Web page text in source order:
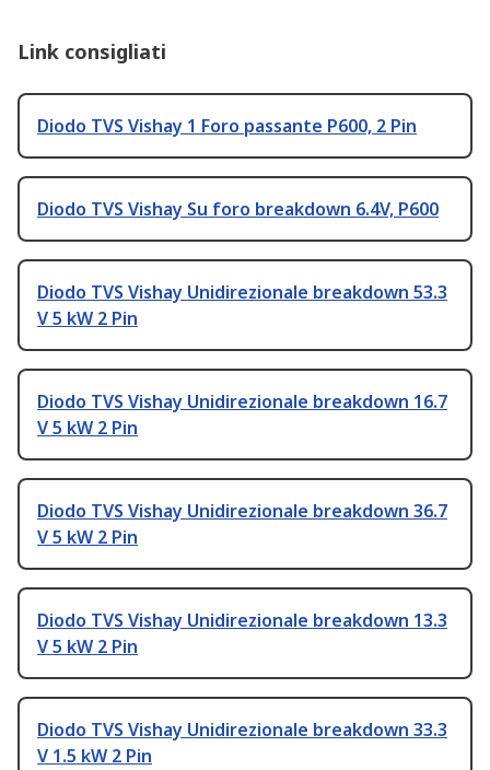
Link consigliati
Diodo TVS Vishay 1 Foro passante P600, 2 Pin
Diodo TVS Vishay Su foro breakdown 6.4V, P600
Diodo TVS Vishay Unidirezionale breakdown 53.3
V 5 kW 2 Pin
Diodo TVS Vishay Unidirezionale breakdown 16.7
V 5 kW 2 Pin
Diodo TVS Vishay Unidirezionale breakdown 36.7
V 5 kW 2 Pin
Diodo TVS Vishay Unidirezionale breakdown 13.3
V 5 kW 2 Pin
Diodo TVS Vishay Unidirezionale breakdown 33.3
V 1.5 kW 2 Pin